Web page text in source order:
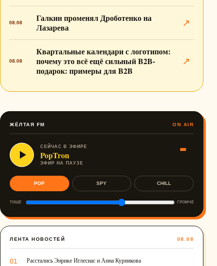
08.08
Галкин променял Дроботенко на
Лазарева
↗
08.08
Квартальные календари с логотипом:
почему это всё ещё сильный B2B-
подарок: примеры для B2B
↗
ЖЁЛТАЯ FM ON AIR
СЕЙЧАС В ЭФИРЕ
PopTron
ЭФИР НА ПАУЗЕ
POP SPY CHILL
ТИШЕ ГРОМЧЕ
ЛЕНТА НОВОСТЕЙ 08.08
01 Расстались Энрике Иглесиас и Анна Курникова